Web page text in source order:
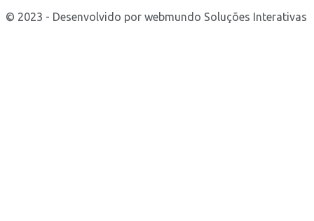
© 2023 - Desenvolvido por webmundo Soluções Interativas